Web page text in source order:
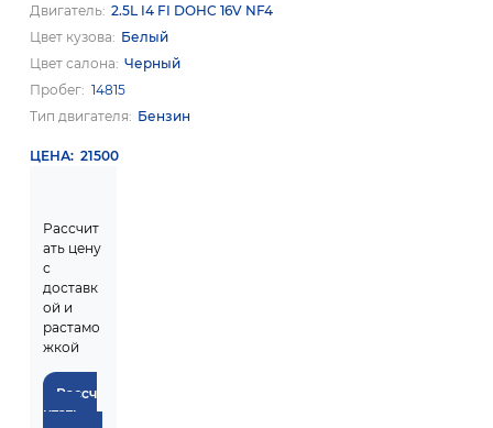
Двигатель 2.5L I4 FI DOHC 16V NF4
Цвет кузова
Белый
Цвет салона Черный
Пробег 14815
Тип двигателя
Бензин
ЦЕНА 21500
Рассчит
ать цену
с
доставк
ой и
растамо
жкой
Рассч
итать